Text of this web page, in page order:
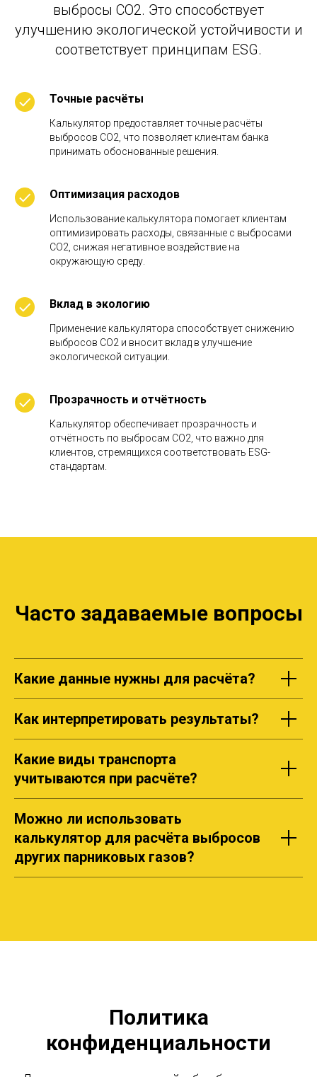
выбросы CO2. Это способствует
улучшению экологической устойчивости и
соответствует принципам ESG.
Точные расчёты
Калькулятор предоставляет точные расчёты
выбросов CO2, что позволяет клиентам банка
принимать обоснованные решения.
Оптимизация расходов
Использование калькулятора помогает клиентам
оптимизировать расходы, связанные с выбросами
CO2, снижая негативное воздействие на
окружающую среду.
Вклад в экологию
Применение калькулятора способствует снижению
выбросов CO2 и вносит вклад в улучшение
экологической ситуации.
Прозрачность и отчётность
Калькулятор обеспечивает прозрачность и
отчётность по выбросам CO2, что важно для
клиентов, стремящихся соответствовать ESG-
стандартам.
Часто задаваемые вопросы
Какие данные нужны для расчёта?
Как интерпретировать результаты?
Какие виды транспорта
учитываются при расчёте?
Можно ли использовать
калькулятор для расчёта выбросов
других парниковых газов?
Политика
конфиденциальности